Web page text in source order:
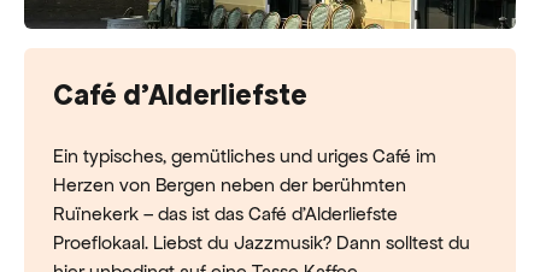
Café d'Alderliefste
Ein typisches, gemütliches und uriges Café im
Herzen von Bergen neben der berühmten
Ruïnekerk – das ist das Café d’Alderliefste
Proeflokaal. Liebst du Jazzmusik? Dann solltest du